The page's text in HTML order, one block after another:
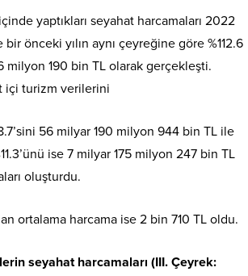
yaptıkları seyahat harcamaları 2022
bir önceki yılın aynı çeyreğine göre %112.6
milyon 190 bin TL olarak gerçekleşti.
içi turizm verilerini
56 milyar 190 milyon 944 bin TL ile
ise 7 milyar 175 milyon 247 bin TL
oluşturdu.
ortalama harcama ise 2 bin 710 TL oldu.
seyahat harcamaları (III. Çeyrek: